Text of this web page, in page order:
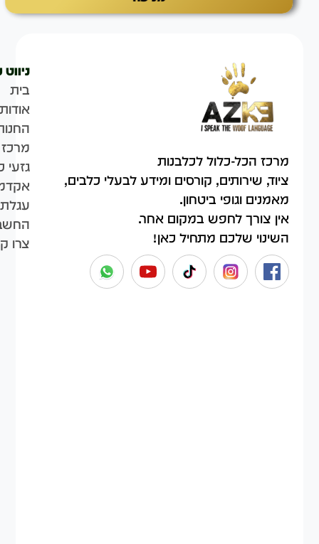
מרכז הכל-כלול לכלבנות
ציוד, שירותים, קורסים ומידע לבעלי כלבים,
מאמנים וגופי ביטחון.
אין צורך לחפש במקום אחר.
השינוי שלכם מתחיל כאן!
בית
אודות
גזעי
עגלת
צרו